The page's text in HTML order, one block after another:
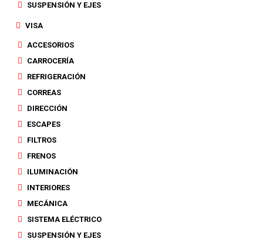
SUSPENSIÓN Y EJES
VISA
ACCESORIOS
CARROCERÍA
REFRIGERACIÓN
CORREAS
DIRECCIÓN
ESCAPES
FILTROS
FRENOS
ILUMINACIÓN
INTERIORES
MECÁNICA
SISTEMA ELÉCTRICO
SUSPENSIÓN Y EJES